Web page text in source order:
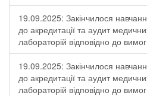
19.09.2025: Закінчилося
до акредитації та аудит
лабораторій відповідно до
19.09.2025: Закінчилося
до акредитації та аудит
лабораторій відповідно до